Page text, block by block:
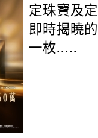
定珠寶及
即時揭曉
一枚.....